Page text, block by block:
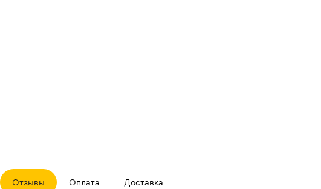
Отзывы Оплата Доставка